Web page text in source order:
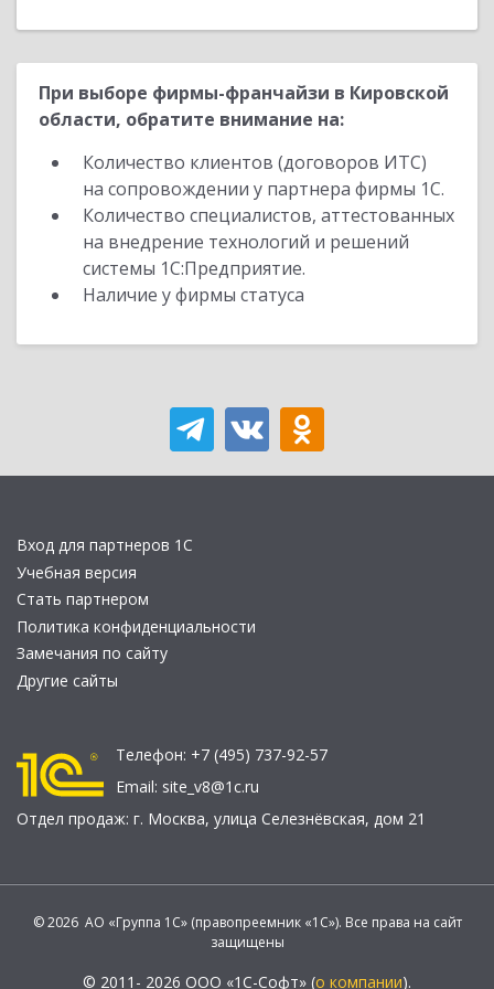
При выборе фирмы-франчайзи в Кировской
области, обратите внимание на:
Количество клиентов (договоров ИТС)
на сопровождении у партнера фирмы 1С.
Количество специалистов, аттестованных
на внедрение технологий и решений
системы 1С:Предприятие.
Наличие у фирмы статуса
Вход для партнеров 1С
Учебная версия
Стать партнером
Политика конфиденциальности
Замечания по сайту
Другие сайты
Телефон: +7 (495) 737-92-57
Email: site_v8@1c.ru
Отдел продаж: г. Москва, улица Селезнёвская, дом 21
© 2026 АО «Группа 1С» (правопреемник «1С»). Все права на сайт
защищены
© 2011- 2026 ООО «1С-Софт» (о компании).